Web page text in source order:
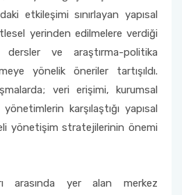
etkileşimi sınırlayan yapısal
yerinden edilmelere verdiği
dersler ve araştırma-politika
yönelik öneriler tartışıldı.
veri erişimi, kurumsal
karşılaştığı yapısal
yönetişim stratejilerinin önemi
arasında yer alan merkez